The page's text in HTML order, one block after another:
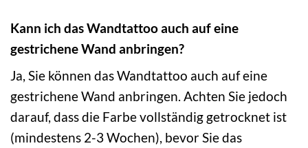
Kann ich das Wandtattoo auch auf eine
gestrichene Wand anbringen?
Ja, Sie können das Wandtattoo auch auf eine
gestrichene Wand anbringen. Achten Sie jedoch
darauf, dass die Farbe vollständig getrocknet ist
(mindestens 2-3 Wochen), bevor Sie das